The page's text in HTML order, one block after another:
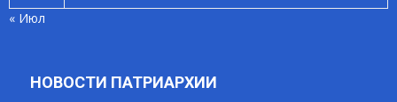
« Июл
НОВОСТИ ПАТРИАРХИИ